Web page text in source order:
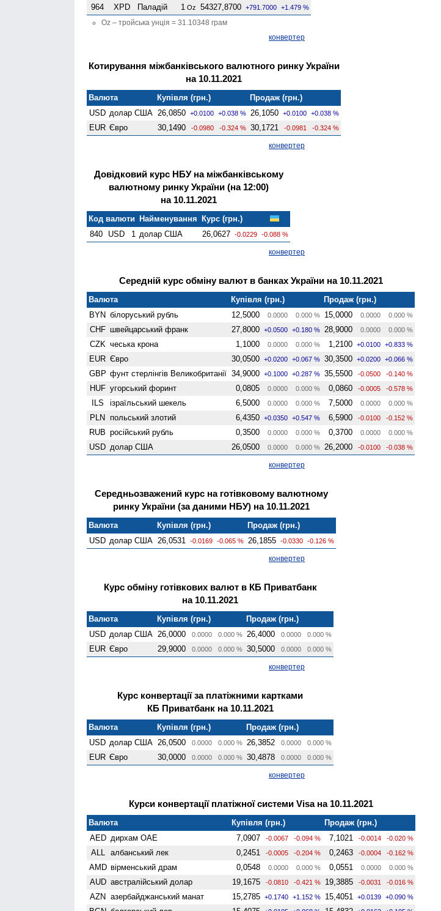
964 XPD Паладій 1 Oz 54327,8700 +791.7000 +1.479 %
Oz – тройська унція = 31.10348 грам
конвертер
Котирування міжбанківського валютного ринку України
на 10.11.2021
Валюта Купівля (грн.)
Продаж (грн.)
USD долар США 26,0850 +0.0100 +0.038 % 26,1050 +0.0100 +0.038 %
EUR Євро 30,1490 -0.0980 -0.324 % 30,1721 -0.0981 -0.324 %
конвертер
Довідковий курс НБУ на міжбанківському
валютному ринку України (на 12:00)
на 10.11.2021
Код валюти Найменування Курс (грн.)
840
USD 1 долар США 26,0627 -0.0229 -0.088 %
конвертер
Середній курс обміну валют в банках України на 10.11.2021
Валюта Купівля (грн.)
Продаж (грн.)
BYN білоруський рубль 12,5000 0.0000 0.000 % 15,0000 0.0000 0.000 %
CHF швейцарський франк 27,8000 +0.0500 +0.180 % 28,9000 0.0000 0.000 %
CZK чеська крона 1,1000 0.0000 0.000 % 1,2100 +0.0100 +0.833 %
EUR Євро 30,0500 +0.0200 +0.067 % 30,3500 +0.0200 +0.066 %
GBP фунт стерлінгів Велико­британії 34,9000 +0.1000 +0.287 % 35,5500 -0.0500 -0.140 %
HUF угорський форинт 0,0805 0.0000 0.000 % 0,0860 -0.0005 -0.578 %
ILS ізраїльський шекель 6,5000 0.0000 0.000 % 7,5000 0.0000 0.000 %
PLN польський злотий 6,4350 +0.0350 +0.547 % 6,5900 -0.0100 -0.152 %
RUB російський рубль 0,3500 0.0000 0.000 % 0,3700 0.0000 0.000 %
USD долар США 26,0500 0.0000 0.000 % 26,2000 -0.0100 -0.038 %
конвертер
Середньозважений курс на готівковому валютному
ринку України (за даними НБУ) на 10.11.2021
Валюта Купівля (грн.)
Продаж (грн.)
USD долар США 26,0531 -0.0169 -0.065 % 26,1855 -0.0330 -0.126 %
конвертер
Курс обміну готівкових валют в КБ Приватбанк
на 10.11.2021
Валюта Купівля (грн.)
Продаж (грн.)
USD долар США 26,0000 0.0000 0.000 % 26,4000 0.0000 0.000 %
EUR Євро 29,9000 0.0000 0.000 % 30,5000 0.0000 0.000 %
конвертер
Курс конвертації за платіжними картками
КБ Приватбанк на 10.11.2021
Валюта Купівля (грн.)
Продаж (грн.)
USD долар США 26,0500 0.0000 0.000 % 26,3852 0.0000 0.000 %
EUR Євро 30,0000 0.0000 0.000 % 30,4878 0.0000 0.000 %
конвертер
Курси конвертації платіжної системи Visa на 10.11.2021
Валюта Купівля (грн.)
Продаж (грн.)
AED дирхам ОАЕ 7,0907 -0.0067 -0.094 % 7,1021 -0.0014 -0.020 %
ALL албанський лек 0,2451 -0.0005 -0.204 % 0,2463 -0.0004 -0.162 %
AMD вiрменський драм 0,0548 0.0000 0.000 % 0,0551 0.0000 0.000 %
AUD австралійський долар 19,1675 -0.0810 -0.421 % 19,3885 -0.0031 -0.016 %
AZN азербайджанський манат 15,2785 +0.1740 +1.152 % 15,4051 +0.0139 +0.090 %